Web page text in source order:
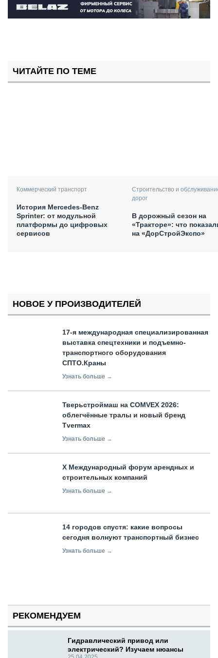
ЧИТАЙТЕ ПО ТЕМЕ
Коммерческий транспорт
История Mercedes-Benz
Sprinter: от модульной
платформы до цифровых
сервисов
Строительство и
дорог
В дорожный сезон на
«Тракторе»: что
на «ДорСтройЭкспо»
НОВОЕ У ПРОИЗВОДИТЕЛЕЙ
17-я международная специализированная
выставка спецтехники и подъемно-
транспортного оборудования
СПТО.Краны
Узнать больше →
Тверьстроймаш на COMVEX 2026:
облегчённые тралы и новый бренд
Tvermax
Узнать больше →
X Международный форум арендных и
строительных компаний
Узнать больше →
14 городов спустя: какие вопросы
сегодня волнуют транспортный бизнес
Узнать больше →
РЕКОМЕНДУЕМ
Гидравлический привод или
электрический? Изучаем нюансы